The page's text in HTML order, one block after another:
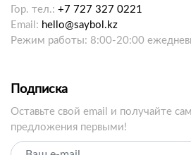
Гор. тел.: +7 727 327 0221
Email: hello@saybol.kz
Режим работы: 8:00-20:00
Подписка
Оставьте свой email и получайте
предложения первыми!